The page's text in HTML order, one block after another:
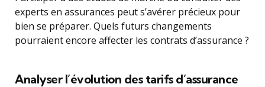
experts en assurances peut s’avérer précieux pour
bien se préparer. Quels futurs changements
pourraient encore affecter les contrats d’assurance ?
Analyser l’évolution des tarifs d’assurance